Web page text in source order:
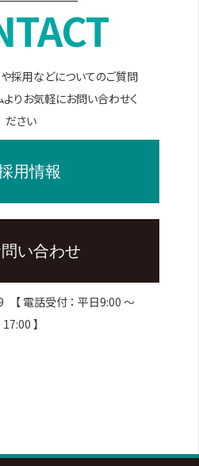
採用などについてのご質問
りお気軽にお問い合わせく
ださい
用情報
い合わせ
電話受付 ： 平日9:00 ～
17:00 】